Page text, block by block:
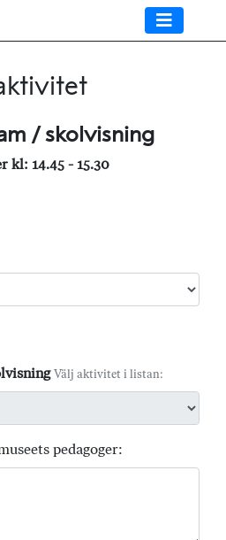
/ skolvisning
kl: 14.45 - 15.30
Välj aktivitet i listan:
pedagoger: